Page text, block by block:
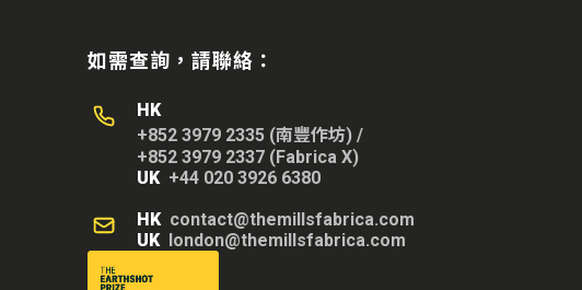
如需查詢，請聯絡：
HK
+852 3979 2335 (南豐作坊) /
+852 3979 2337 (Fabrica X)
UK +44 020 3926 6380
HK contact@themillsfabrica.com
UK london@themillsfabrica.com